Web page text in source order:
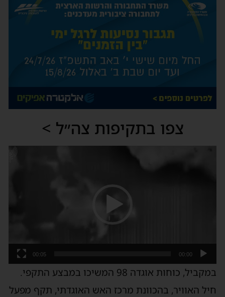
צפו בתקיפות צה״ל >
00:00
00:05
במקביל, כוחות אוגדה 98 המשיכו במבצע התקפי.
חיל האוויר, בהכוונת מרכז האש האוגדתי, תקף מפעל